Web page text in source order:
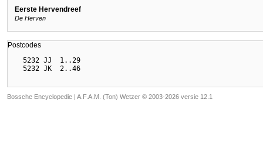
Eerste Hervendreef
De Herven
Postcodes
  5232 JJ  1..29
Bossche Encyclopedie | A.F.A.M. (Ton) Wetzer © 2003-2026 versie 12.1